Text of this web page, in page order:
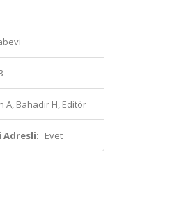
A, Bahadır H, Editör
Adresli: Evet